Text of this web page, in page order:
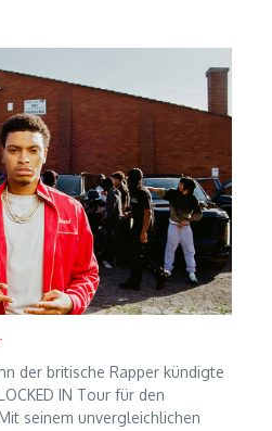
der britische Rapper kündigte
IN Tour für den
seinem unvergleichlichen